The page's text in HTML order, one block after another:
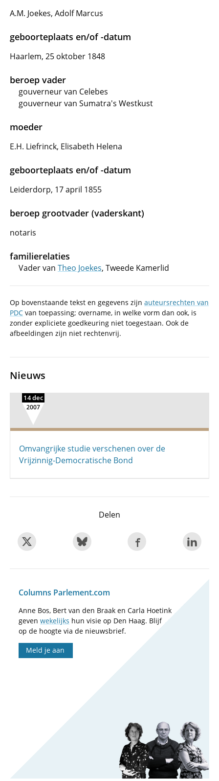
A.M. Joekes, Adolf Marcus
geboorteplaats en/of -datum
Haarlem, 25 oktober 1848
beroep vader
gouverneur van Celebes
gouverneur van Sumatra's Westkust
moeder
E.H. Liefrinck, Elisabeth Helena
geboorteplaats en/of -datum
Leiderdorp, 17 april 1855
beroep grootvader (vaderskant)
notaris
familierelaties
Vader van Theo Joekes, Tweede Kamerlid
Op bovenstaande tekst en gegevens zijn auteursrechten van
PDC van toepassing; overname, in welke vorm dan ook, is
zonder expliciete goedkeuring niet toegestaan. Ook de
afbeeldingen zijn niet rechtenvrij.
Nieuws
14 dec
2007
Omvangrijke studie verschenen over de
Vrijzinnig-Democratische Bond
Delen
Columns Parlement.com
Anne Bos, Bert van den Braak en Carla Hoetink
geven wekelijks hun visie op Den Haag. Blijf
op de hoogte via de nieuwsbrief.
Meld je aan